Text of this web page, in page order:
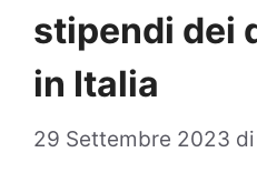
stipendi dei
in Italia
29 Settembre 2023 di